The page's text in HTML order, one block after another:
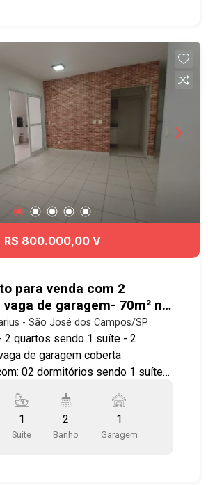
escolas e fácil acesso às
da cidade.
R$ 800.000,00 V
para venda com 2
de garagem- 70m² no
Aquarius
- São José dos Campos/SP
de garagem coberta
02 dormitórios sendo 1 suíte
- Piscina - Playground -
1
Suite
2
Banho
1
Garagem